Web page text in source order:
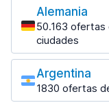
Tirana
1433 ofertas en 7
Tirana
desde 31,41 € al
Alemania
50.163 ofertas
ciudades
Los destinos
Berlin
2315 ofertas en 28
Argentina
1830 ofertas
Los destinos